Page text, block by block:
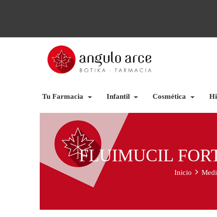
Tu Farmacia Infantil Cosmética
FLUIMUCIL
Inicio